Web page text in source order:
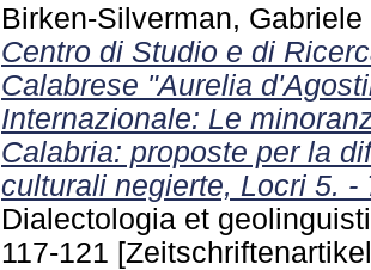
Birken-Silverman, Gabriele
Centro di Studio e di
Calabrese "Aurelia
Internazionale: Le
Calabria: proposte per la
culturali negierte, Locri 5. -
Dialectologia et
117-121